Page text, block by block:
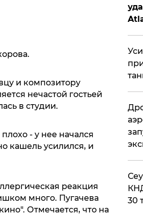
и композитору
нечастой гостьей
в студии.
- у нее начался
кашель усилился, и
реакция
много. Пугачева
Отмечается, что на
30